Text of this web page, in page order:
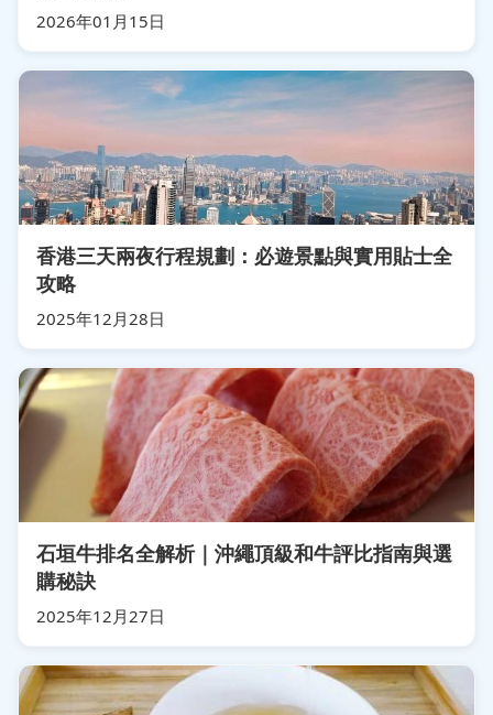
2026年01月15日
香港三天兩夜行程規劃：必遊景點與實用貼士全
攻略
2025年12月28日
石垣牛排名全解析｜沖繩頂級和牛評比指南與選
購秘訣
2025年12月27日